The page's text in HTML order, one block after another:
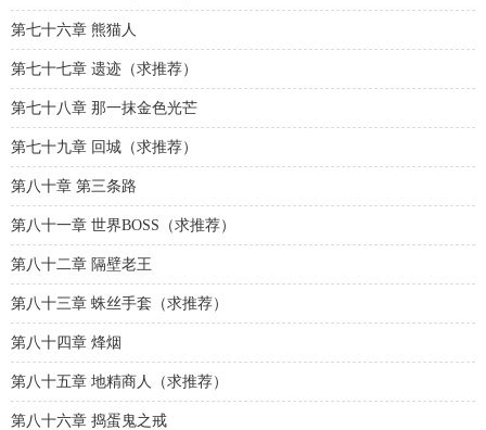
第七十六章 熊猫人
第七十七章 遗迹（求推荐）
第七十八章 那一抹金色光芒
第七十九章 回城（求推荐）
第八十章 第三条路
第八十一章 世界BOSS（求推荐）
第八十二章 隔壁老王
第八十三章 蛛丝手套（求推荐）
第八十四章 烽烟
第八十五章 地精商人（求推荐）
第八十六章 捣蛋鬼之戒